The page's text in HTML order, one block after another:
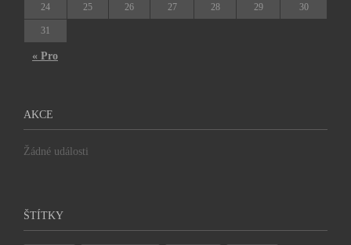
« Pro
24 25 26 27 28 29 30
31
AKCE
Žádné události
ŠTÍTKY